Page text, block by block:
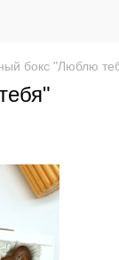
бокс "Люблю